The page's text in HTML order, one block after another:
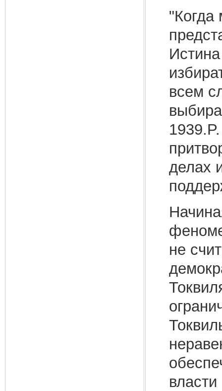
"Когда
всем
делах
не